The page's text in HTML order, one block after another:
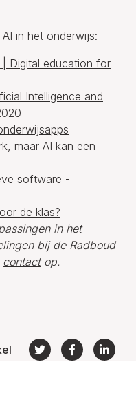
in het onderwijs:
Digital education for
Intelligence and
maar AI kan een
software -
de klas?
in het
bij de Radboud
contactop.